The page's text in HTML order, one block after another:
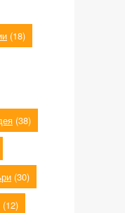
(18)
(38)
(30)
(12)